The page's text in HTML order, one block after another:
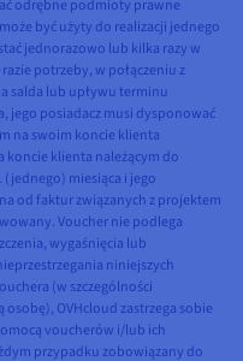
odrębne podmioty prawne
być użyty do realizacji jednego
jednorazowo lub kilka razy w
potrzeby, w połączeniu z
salda lub upływu terminu
jego posiadacz musi dysponować
na swoim koncie klienta
koncie klienta należącym do
(jednego) miesiąca i jego
od faktur związanych z projektem
Voucher nie podlega
wygaśnięcia lub
niniejszych
(w szczególności
OVHcloud zastrzega sobie
voucherów i/lub ich
przypadku zobowiązany do